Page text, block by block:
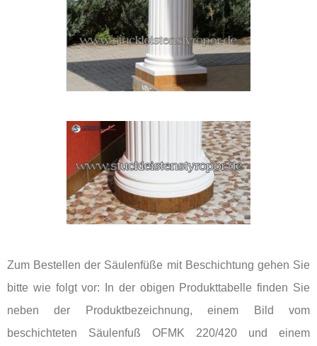
Zum Bestellen der Säulenfüße mit Beschichtung gehen Sie
bitte wie folgt vor: In der obigen Produkttabelle finden Sie
neben der Produktbezeichnung, einem Bild vom
beschichteten Säulenfuß OFMK 220/420 und einem